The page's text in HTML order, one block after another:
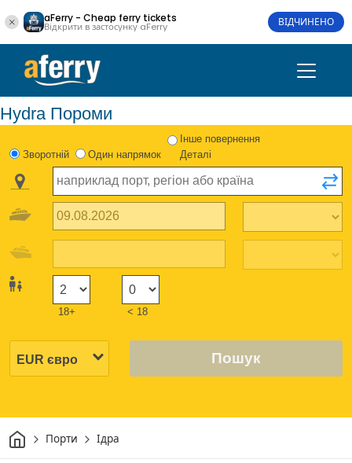
aFerry - Cheap ferry tickets
Відкрити в застосунку aFerry ВІДЧИНЕНО
Hydra Пороми
Зворотній Один напрямок
Інше повернення
Деталі
18+ < 18
Пошук
Дім Порти Ідра